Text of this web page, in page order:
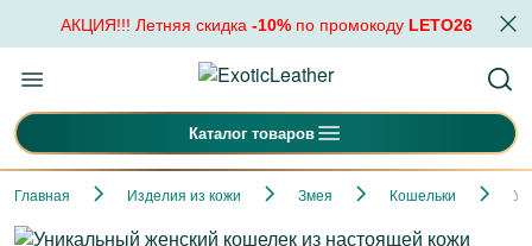
АКЦИЯ!!! Летняя скидка -10%по промокоду LETO26
Каталог товаров
Главная Изделия из кожи Змея Кошельки